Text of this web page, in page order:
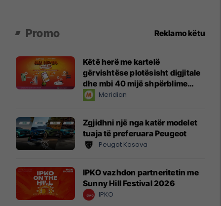
Promo Reklamo këtu
Këtë herë me kartelë
gërvishtëse plotësisht digjitale
dhe mbi 40 mijë shpërblime
instant!Meridian
Zgjidhni një nga katër modelet
tuaja të preferuara Peugeot
Peugot Kosova
IPKO vazhdon partneritetin me
Sunny Hill Festival 2026
IPKO